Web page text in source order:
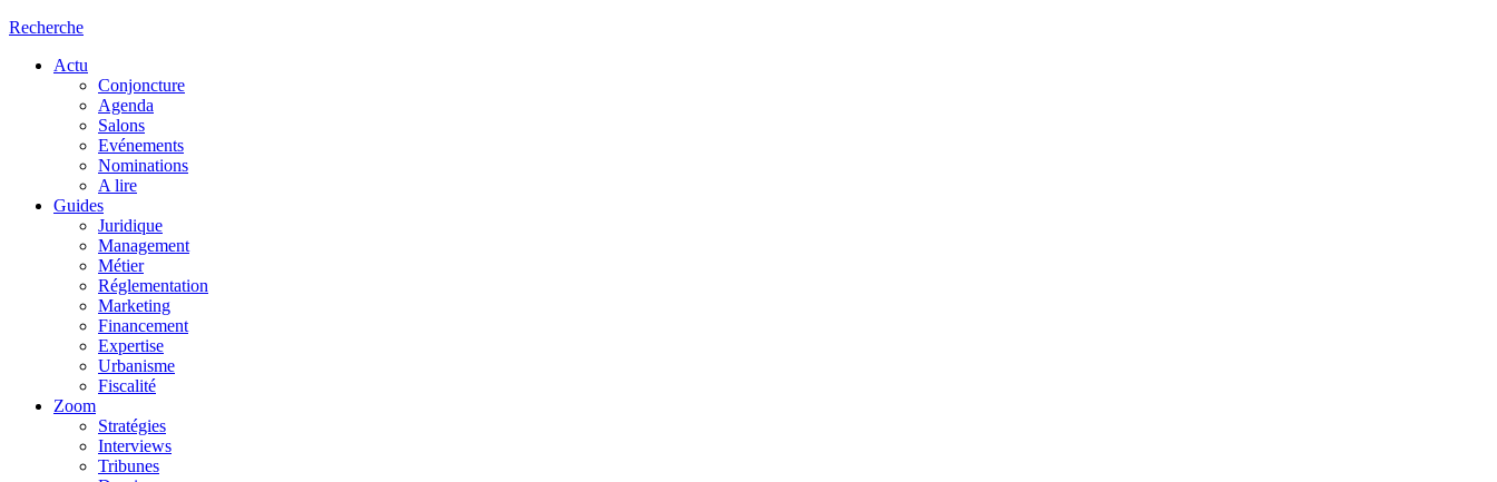
Recherche
Actu
Conjoncture
Agenda
Salons
Evénements
Nominations
A lire
Guides
Juridique
Management
Métier
Réglementation
Marketing
Financement
Expertise
Urbanisme
Fiscalité
Zoom
Stratégies
Interviews
Tribunes